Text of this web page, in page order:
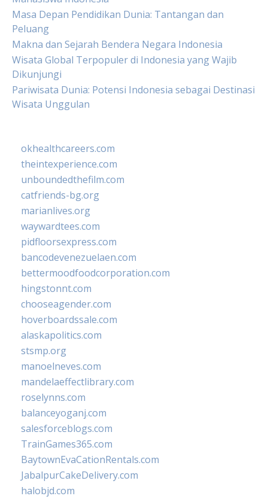
Masa Depan Pendidikan Dunia: Tantangan dan
Peluang
Makna dan Sejarah Bendera Negara Indonesia
Wisata Global Terpopuler di Indonesia yang Wajib
Dikunjungi
Pariwisata Dunia: Potensi Indonesia sebagai Destinasi
Wisata Unggulan
okhealthcareers.com
theintexperience.com
unboundedthefilm.com
catfriends-bg.org
marianlives.org
waywardtees.com
pidfloorsexpress.com
bancodevenezuelaen.com
bettermoodfoodcorporation.com
hingstonnt.com
chooseagender.com
hoverboardssale.com
alaskapolitics.com
stsmp.org
manoelneves.com
mandelaeffectlibrary.com
roselynns.com
balanceyoganj.com
salesforceblogs.com
TrainGames365.com
BaytownEvaCationRentals.com
JabalpurCakeDelivery.com
halobjd.com